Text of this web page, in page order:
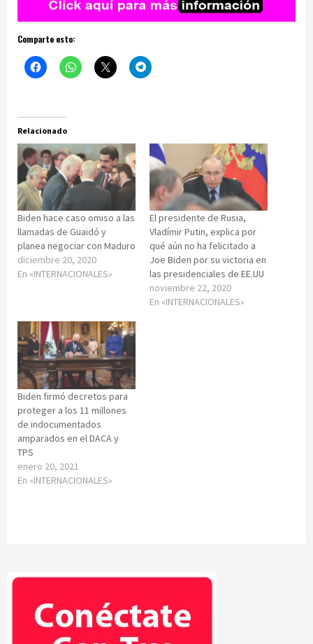
Comparte esto:
Relacionado
Biden hace caso omiso a las
llamadas de Guaidó y
planea negociar con Maduro
diciembre 20, 2020
En «INTERNACIONALES»
El presidente de Rusia,
Vladímir Putin, explica por
qué aún no ha felicitado a
Joe Biden por su victoria en
las presidenciales de EE.UU
noviembre 22, 2020
En «INTERNACIONALES»
Biden firmó decretos para
proteger a los 11 millones
de indocumentados
amparados en el DACA y
TPS
enero 20, 2021
En «INTERNACIONALES»